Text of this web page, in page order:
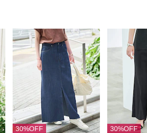
30%OFF 30%OFF